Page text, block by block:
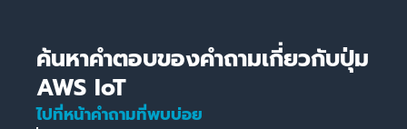
ค้นหาคำตอบของคำถามเกี่ยวกับปุ่ม
AWS IoT
ไปที่หน้าคำถามที่พบบ่อย